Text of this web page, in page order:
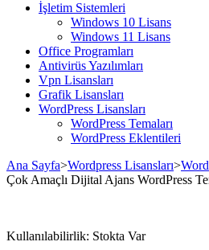
İşletim Sistemleri
Windows 10 Lisans
Windows 11 Lisans
Office Programları
Antivirüs Yazılımları
Vpn Lisansları
Grafik Lisansları
WordPress Lisansları
WordPress Temaları
WordPress Eklentileri
Ana Sayfa>Wordpress Lisansları>
Çok Amaçlı Dijital Ajans WordPress
Kullanılabilirlik: Stokta Var